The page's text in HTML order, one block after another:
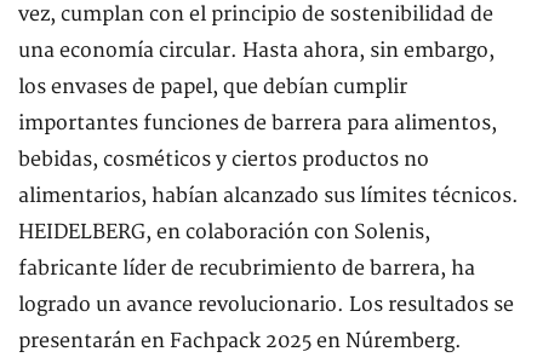
vez, cumplan con el principio de sostenibilidad de
una economía circular. Hasta ahora, sin embargo,
los envases de papel, que debían cumplir
importantes funciones de barrera para alimentos,
bebidas, cosméticos y ciertos productos no
alimentarios, habían alcanzado sus límites técnicos.
HEIDELBERG, en colaboración con Solenis,
fabricante líder de recubrimiento de barrera, ha
logrado un avance revolucionario. Los resultados se
presentarán en Fachpack 2025 en Núremberg.